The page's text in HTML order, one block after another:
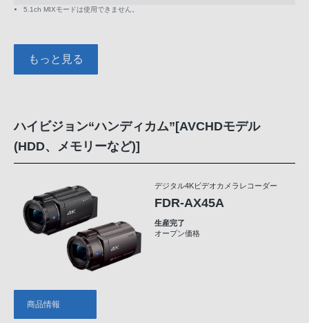
5.1ch MIXモードは使用できません。
もっと見る
ハイビジョン“ハンディカム”[AVCHDモデル
(HDD、メモリーなど)]
デジタル4Kビデオカメラレコーダー
FDR-AX45A
生産完了
オープン価格
商品情報